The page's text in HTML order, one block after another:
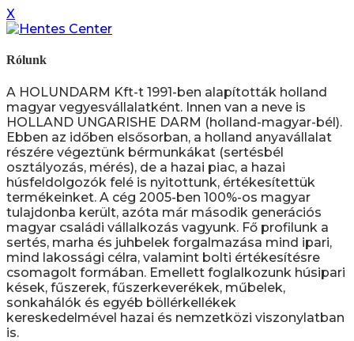
X
Rólunk
A HOLUNDARM Kft-t 1991-ben alapították holland
magyar vegyesvállalatként. Innen van a neve is
HOLLAND UNGARISHE DARM (holland-magyar-bél).
Ebben az időben elsősorban, a holland anyavállalat
részére végeztünk bérmunkákat (sertésbél
osztályozás, mérés), de a hazai piac, a hazai
húsfeldolgozók felé is nyitottunk, értékesítettük
termékeinket. A cég 2005-ben 100%-os magyar
tulajdonba került, azóta már második generációs
magyar családi vállalkozás vagyunk. Fő profilunk a
sertés, marha és juhbelek forgalmazása mind ipari,
mind lakossági célra, valamint bolti értékesítésre
csomagolt formában. Emellett foglalkozunk húsipari
kések, fűszerek, fűszerkeverékek, műbelek,
sonkahálók és egyéb böllérkellékek
kereskedelmével hazai és nemzetközi viszonylatban
is.